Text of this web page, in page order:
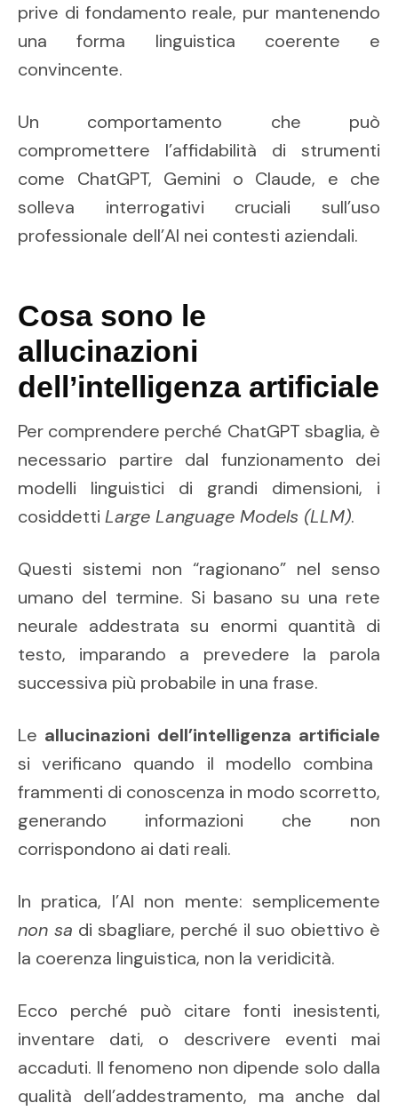
prive di fondamento reale, pur mantenendo
una forma linguistica coerente e
convincente.
Un comportamento che può
compromettere l’affidabilità di strumenti
come ChatGPT, Gemini o Claude, e che
solleva interrogativi cruciali sull’uso
professionale dell’AI nei contesti aziendali.
Cosa sono le
allucinazioni
dell’intelligenza artificiale
Per comprendere perché ChatGPT sbaglia, è
necessario partire dal funzionamento dei
modelli linguistici di grandi dimensioni, i
cosiddetti Large Language Models (LLM).
Questi sistemi non “ragionano” nel senso
umano del termine. Si basano su una rete
neurale addestrata su enormi quantità di
testo, imparando a prevedere la parola
successiva più probabile in una frase.
Le allucinazioni dell’intelligenza artificiale
si verificano quando il modello combina
frammenti di conoscenza in modo scorretto,
generando informazioni che non
corrispondono ai dati reali.
In pratica, l’AI non mente: semplicemente
non sa di sbagliare, perché il suo obiettivo è
la coerenza linguistica, non la veridicità.
Ecco perché può citare fonti inesistenti,
inventare dati, o descrivere eventi mai
accaduti. Il fenomeno non dipende solo dalla
qualità dell’addestramento, ma anche dal